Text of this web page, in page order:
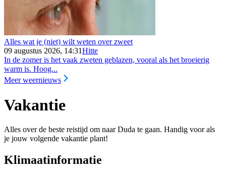
Alles wat je (niet) wilt weten over zweet
09 augustus 2026, 14:31Hitte
In de zomer is het vaak zweten geblazen, vooral als het broeierig
warm is. Hoog...
Meer weernieuws
Vakantie
Alles over de beste reistijd om naar Duda te gaan. Handig voor als
je jouw volgende vakantie plant!
Klimaatinformatie